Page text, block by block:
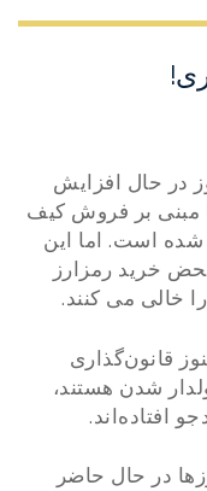
در حال افزایش
مبنی بر فروش کیف
شده است. اما این
خرید رمزارز
خالی می کنند.
قانون‌گذاری
شدن هستند،
افتاده‌اند.
در حال حاضر